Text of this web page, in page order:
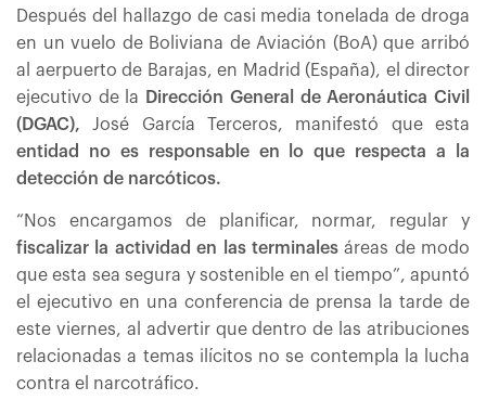
Después del hallazgo de casi media tonelada de droga
en un vuelo de Boliviana de Aviación (BoA) que arribó
al aerpuerto de Barajas, en Madrid (España), el director
ejecutivo de la
Dirección General de Aeronáutica Civil
(DGAC),José García Terceros, manifestó que esta
entidad no es responsable en lo que respecta a la
detección de narcóticos.
“Nos encargamos de planificar, normar, regular y
fiscalizar la actividad en las terminalesáreas de modo
que esta sea segura y sostenible en el tiempo”, apuntó
el ejecutivo en una conferencia de prensa la tarde de
este viernes, al advertir que dentro de las atribuciones
relacionadas a temas ilícitos no se contempla la lucha
contra el narcotráfico.